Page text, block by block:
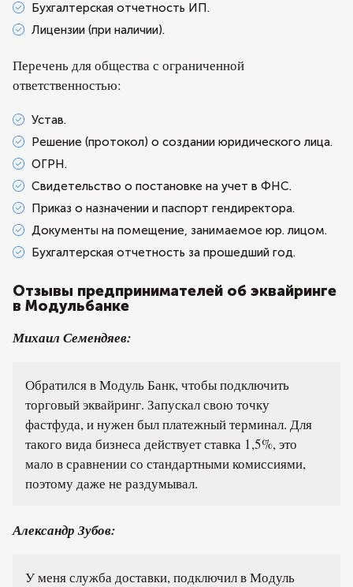
Бухгалтерская отчетность ИП.
Лицензии (при наличии).
Перечень для общества с ограниченной
ответственностью:
Устав.
Решение (протокол) о создании юридического лица.
ОГРН.
Свидетельство о постановке на учет в ФНС.
Приказ о назначении и паспорт гендиректора.
Документы на помещение, занимаемое юр. лицом.
Бухгалтерская отчетность за прошедший год.
Отзывы предпринимателей об эквайринге
в Модульбанке
Михаил Семендяев:
Обратился в Модуль Банк, чтобы подключить
торговый эквайринг. Запускал свою точку
фастфуда, и нужен был платежный терминал. Для
такого вида бизнеса действует ставка 1,5%, это
мало в сравнении со стандартными комиссиями,
поэтому даже не раздумывал.
Александр Зубов:
У меня служба доставки, подключил в Модуль